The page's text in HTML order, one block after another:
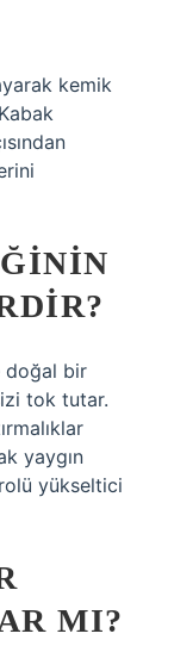
kemik
doğal bir
tok tutar.
yaygın
yükseltici
MI?